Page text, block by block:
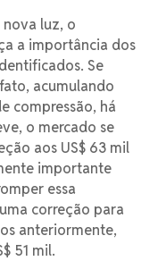
luz, o
a importância dos
Se
acumulando
compressão, há
o mercado se
aos US$ 63 mil
importante
essa
correção para
anteriormente,
51 mil.